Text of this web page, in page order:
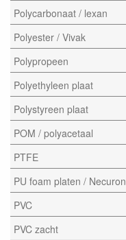
Polycarbonaat / lexan
Polyester / Vivak
Polypropeen
Polyethyleen plaat
Polystyreen plaat
POM / polyacetaal
PTFE
PU foam platen / Necuron
PVC
PVC zacht